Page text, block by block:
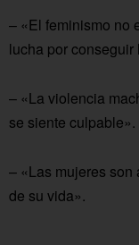
– «El feminismo no
lucha por
– «La violencia
se siente culpable».
– «Las mujeres son
de su vida».